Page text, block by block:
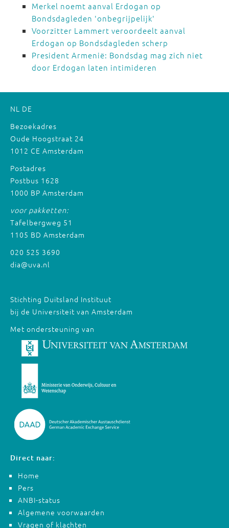
Merkel noemt aanval Erdogan op
Bondsdagleden 'onbegrijpelijk'
Voorzitter Lammert veroordeelt aanval
Erdogan op Bondsdagleden scherp
President Armenië: Bondsdag mag zich niet
door Erdogan laten intimideren
NL DE
Bezoekadres
Oude Hoogstraat 24
1012 CE Amsterdam
Postadres
Postbus 1628
1000 BP Amsterdam
voor pakketten:
Tafelbergweg 51
1105 BD Amsterdam
020 525 3690
dia@uva.nl
Stichting Duitsland Instituut
bij de Universiteit van Amsterdam
Met ondersteuning van
Direct naar:
Home
Pers
ANBI-status
Algemene voorwaarden
Vragen of klachten